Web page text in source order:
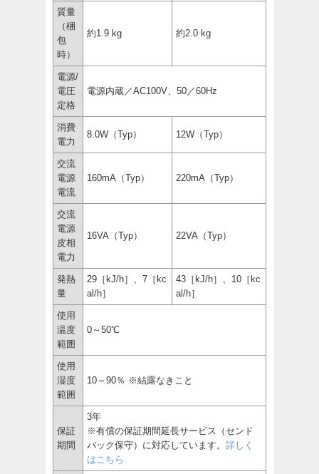
質量
（梱
包
時）
約1.9 kg 約2.0 kg
電源/
電圧
定格
電源内蔵／AC100V、50／60Hz
消費
電力
8.0W（Typ） 12W（Typ）
交流
電源
電流
160mA（Typ） 220mA（Typ）
交流
電源
皮相
電力
16VA（Typ） 22VA（Typ）
発熱
量
29［kJ/h］、7［kc
al/h］
43［kJ/h］、10［kc
al/h］
使用
温度
範囲
0～50℃
使用
湿度
範囲
10～90％ ※結露なきこと
保証
期間
3年
※有償の保証期間延長サービス（センド
バック保守）に対応しています。 詳しく
はこちら